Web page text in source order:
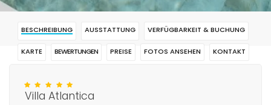
BESCHREIBUNG AUSSTATTUNG VERFÜGBARKEIT & BUCHUNG
KARTE BEWERTUNGEN PREISE FOTOS ANSEHEN KONTAKT
Villa Atlantica